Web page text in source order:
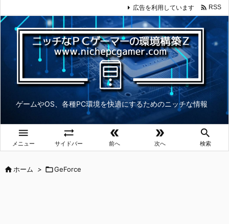
ゲームやOS、各種PC環境を快適にするためのニッチな情報

メニュー

サイドバー

前へ

次へ

検索
広告を利用しています  RSS
ホーム > GeForce